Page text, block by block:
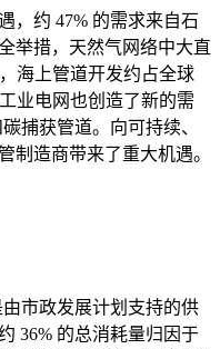
，约 47% 的需求来自石
举措，天然气网络中大直
海上管道开发约占全球
业电网也创造了新的需
捕获管道。向可持续、
制造商带来了重大机遇。
市政发展计划支持的供
36% 的总消耗量归因于